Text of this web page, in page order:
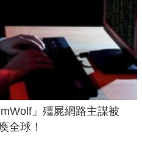
」殭屍網路主謀被
全球！